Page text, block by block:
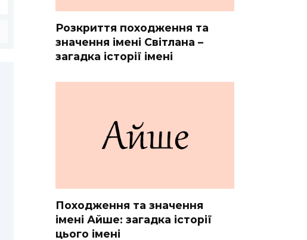
Розкриття походження та
значення імені Світлана –
загадка історії імені
Походження та значення
імені Айше: загадка історії
цього імені